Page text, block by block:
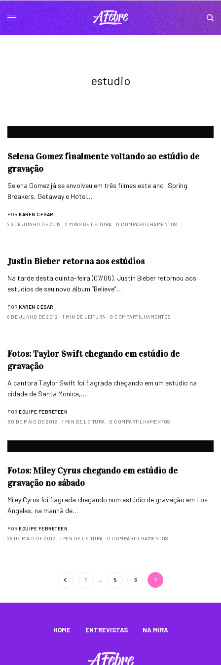
estudio
Selena Gomez finalmente voltando ao estúdio de
gravação
Selena Gomez já se envolveu em três filmes este ano: Spring
Breakers, Getaway e Hotel…
POR KAREN CESAR
26 DE JUNHO DE 2012
2 MINS DE LEITURA 0 COMPARTILHAMENTOS
Justin Bieber retorna aos estúdios
Na tarde desta quinta-feira (07/06), Justin Bieber retornou aos
estúdios de seu novo álbum “Believe”,…
POR KAREN CESAR
8 DE JUNHO DE 2012
1 MIN DE LEITURA 0 COMPARTILHAMENTOS
Fotos: Taylor Swift chegando em estúdio de
gravação
A cantora Taylor Swift foi flagrada chegando em um estúdio na
cidade de Santa Monica,…
POR EQUIPE FEBRETEEN
30 DE MAIO DE 2012
1 MIN DE LEITURA 0 COMPARTILHAMENTOS
Fotos: Miley Cyrus chegando em estúdio de
gravação no sábado
Miley Cyrus foi flagrada chegando num estúdio de gravação em Los
Angeles, na manhã de…
POR EQUIPE FEBRETEEN
28 DE MAIO DE 2012
1 MIN DE LEITURA 0 COMPARTILHAMENTOS
1 5 6 7
HOME ENTREVISTAS NA MIRA